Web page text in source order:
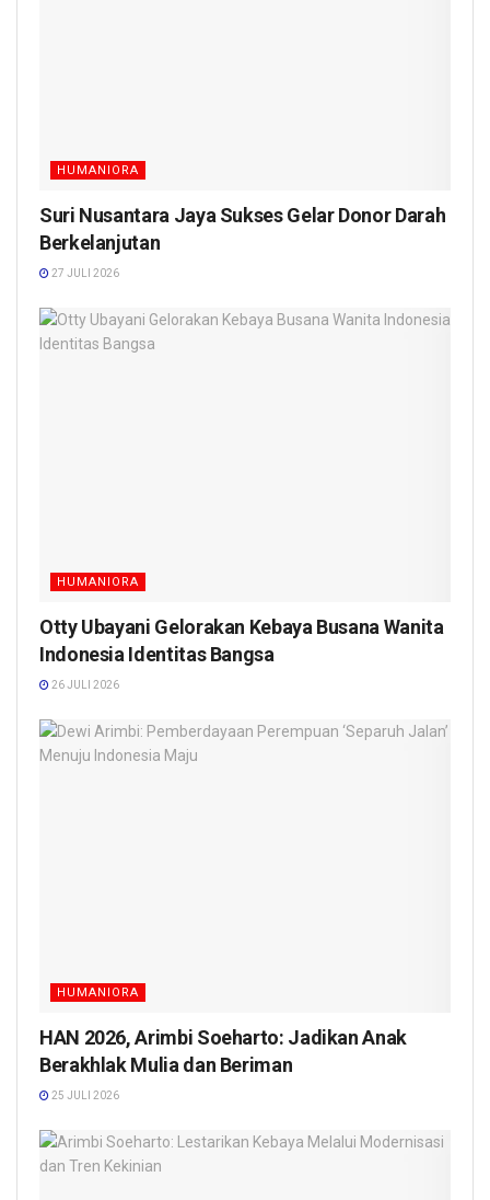
HUMANIORA
Suri Nusantara Jaya Sukses Gelar Donor Darah
Berkelanjutan
27 JULI 2026
HUMANIORA
Otty Ubayani Gelorakan Kebaya Busana Wanita
Indonesia Identitas Bangsa
26 JULI 2026
HUMANIORA
HAN 2026, Arimbi Soeharto: Jadikan Anak
Berakhlak Mulia dan Beriman
25 JULI 2026